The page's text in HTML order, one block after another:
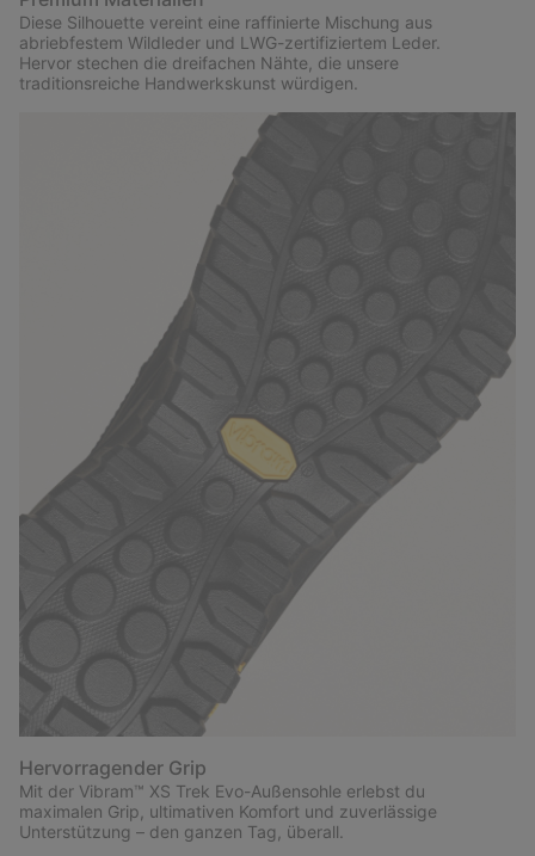
Diese Silhouette vereint eine raffinierte Mischung aus
abriebfestem Wildleder und LWG-zertifiziertem Leder.
Hervor stechen die dreifachen Nähte, die unsere
traditionsreiche Handwerkskunst würdigen.
Hervorragender Grip
Mit der Vibram™ XS Trek Evo-Außensohle erlebst du
maximalen Grip, ultimativen Komfort und zuverlässige
Unterstützung – den ganzen Tag, überall.